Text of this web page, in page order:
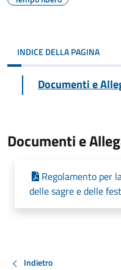
INDICE DELLA PAGINA
Documenti e
Documenti e
Regolamento per
delle sagre e delle
Indietro